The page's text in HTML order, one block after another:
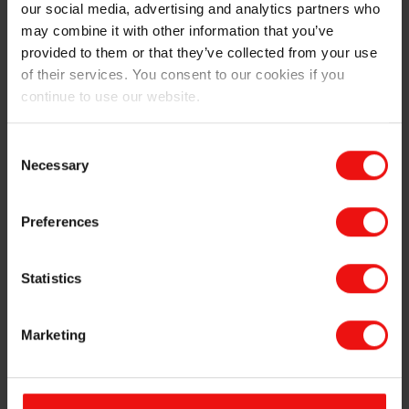
our social media, advertising and analytics partners who
may combine it with other information that you’ve
provided to them or that they’ve collected from your use
of their services. You consent to our cookies if you
continue to use our website.
Selection
Necessary
Preferences
Statistics
Marketing
Force de démoulage douce et facile pour garantir
une manipulation silencieuse des serviettes
hygiéniques
Excellent ancrage et maintien pour les papiers kraft
La technologie silicone UV offre la possibilité de
stress et le retrait sur les substrats sensibles à la
chaleur
niveaux de force de libération ciblés, allant d’une
libération de qualité supérieure facile et fluide pour
la protection hygiénique féminine à une force de
libération contrôlée/serrée pour les couches